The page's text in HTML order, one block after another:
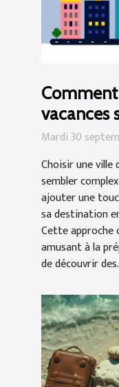
vacances
?
Mardi 30
Choisir une ville
sembler
ajouter une
sa destination
Cette approche
amusant à la
de découvrir